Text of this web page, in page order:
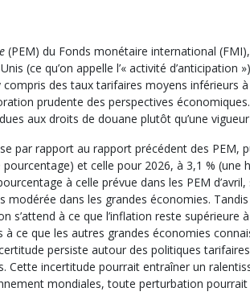
(PEM) du Fonds monétaire international
(ce qu’on appelle l’« activité
compris des taux tarifaires moyens
prudente des perspectives
aux droits de douane plutôt qu’une
par rapport au rapport précédent des PEM,
et celle pour 2026, à 3,1 % (une
à celle prévue dans les PEM
dans les grandes économies.
à ce que l’inflation reste
ce que les autres grandes économies
persiste autour des politiques
Cette incertitude pourrait entraîner un
mondiales, toute perturbation